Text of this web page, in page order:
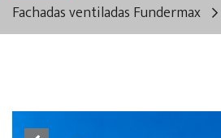
trabajos
contacto
Fachadas ventiladas Fundermax